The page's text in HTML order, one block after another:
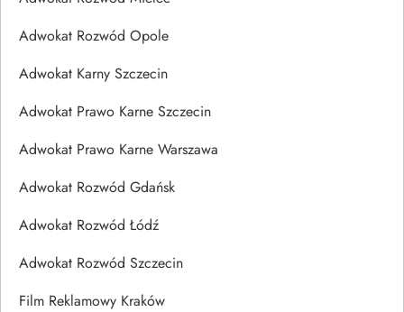
Adwokat Rozwód Opole
Adwokat Karny Szczecin
Adwokat Prawo Karne Szczecin
Adwokat Prawo Karne Warszawa
Adwokat Rozwód Gdańsk
Adwokat Rozwód Łódź
Adwokat Rozwód Szczecin
Film Reklamowy Kraków